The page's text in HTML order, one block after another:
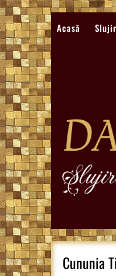
Sari
la
conținut
Acasă
Cununia